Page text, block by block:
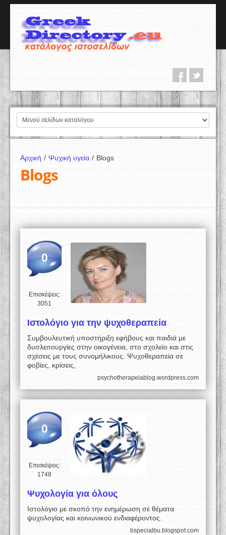
Αρχική / Ψυχική υγεία / Blogs
Blogs
0
Επισκέψεις:
3051
Ιστολόγιο για την ψυχοθεραπεία
Συμβουλευτική υποστήριξη εφήβους και παιδιά με
δυσλειτουργίες στην οικογένεια, στο σχολείο και στις
σχέσεις με τους συνομήλικους. Ψυχοθεραπεία σε
φοβίες, κρίσεις,
psychotherapeiablog.wordpress.com
0
Επισκέψεις:
1748
Ψυχολογία για όλους
Ιστολόγιο με σκοπό την ενημέρωση σε θέματα
ψυχολογίας και κοινωνικού ενδιαφέροντος.
bspecialbu.blogspot.com